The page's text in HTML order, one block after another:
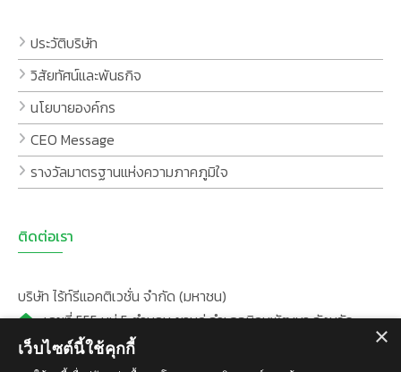
ประวัติบริษัท
วิสัยทัศน์และพันธกิจ
นโยบายองค์กร
CEO Message
รางวัลมาตรฐานแห่งความภาคภูมิใจ
ติดต่อเรา
บริษัท ไร้ท์รีแอคติเวชั่น จำกัด (มหาชน)
: เลขที่ 555 หมู่ 5 ตำบลมะขามคู่ อำเภอนิคมพัฒนา จังหวัด
ระยอง 21180
×
เว็บไซต์นี้ใช้คุกกี้